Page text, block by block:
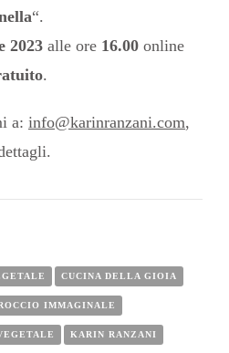
“.
2023 alle ore 16.00 online
.
a: info@karinranzani.com,
CUCINA DELLA GIOIA
IMMAGINALE
KARIN RANZANI